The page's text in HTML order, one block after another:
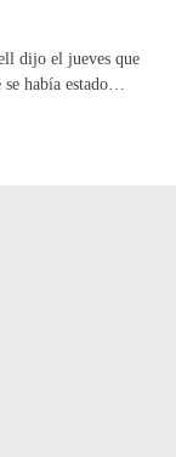
dijo el jueves que
había estado…